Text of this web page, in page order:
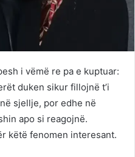
i vëmë re pa e kuptuar:
duken sikur fillojnë t’i
sjellje, por edhe në
apo si reagojnë.
këtë fenomen interesant.